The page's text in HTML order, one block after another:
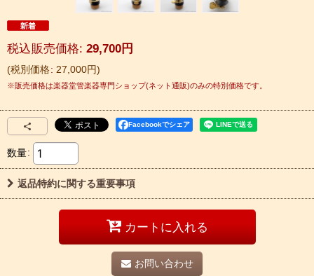
税別価格: 27,000円
税込 : 29,700円
Facebookでシェア
数量:
返品特約に関する重要事項
カートに入れる
お問い合わせ